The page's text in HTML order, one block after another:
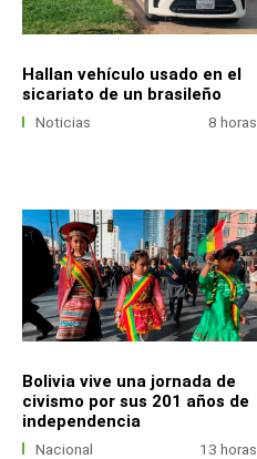
Hallan vehículo usado en el
sicariato de un brasileño
Noticias 8 horas
Bolivia vive una jornada de
civismo por sus 201 años de
independencia
Nacional 13 horas